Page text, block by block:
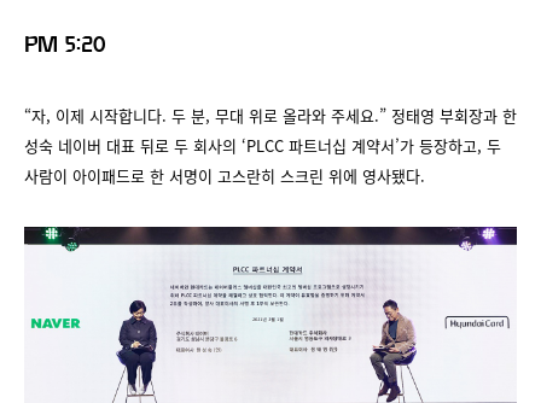
PM 5:20
“자, 이제 시작합니다. 두 분, 무대 위로 올라와 주세요.” 정태영 부회장과 한
성숙 네이버 대표 뒤로 두 회사의 ‘PLCC 파트너십 계약서’가 등장하고, 두
사람이 아이패드로 한 서명이 고스란히 스크린 위에 영사됐다.